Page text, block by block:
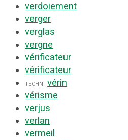
verdoiement
verger
verglas
vergne
vérificateur
vérificateur
techn. vérin
vérisme
verjus
verlan
vermeil